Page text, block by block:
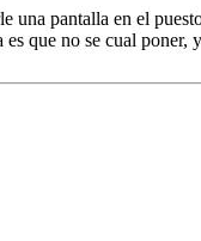
pantalla en el
que no se cual